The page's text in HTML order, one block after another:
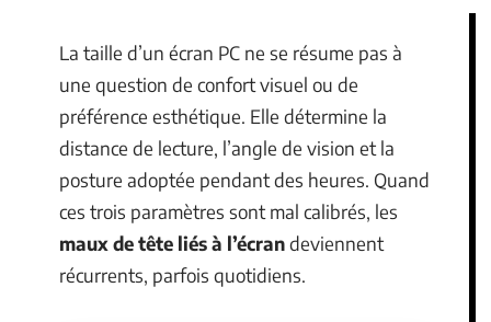
La taille d’un écran PC ne se résume pas à
une question de confort visuel ou de
préférence esthétique. Elle détermine la
distance de lecture, l’angle de vision et la
posture adoptée pendant des heures. Quand
ces trois paramètres sont mal calibrés, les
maux de tête liés à l’écrandeviennent
récurrents, parfois quotidiens.